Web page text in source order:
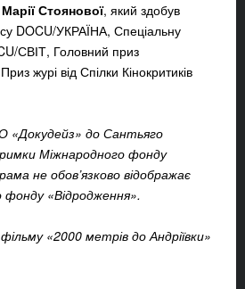
Марії Стоянової, який здобув
DOCU/УКРАЇНА, Спеціальну
СВІТ, Головний приз
журі від Спілки Кінокритиків
«Докудейз» до Сантьяго
Міжнародного фонду
не обов’язково відображає
фонду «Відродження».
«2000 метрів до Андріївки»